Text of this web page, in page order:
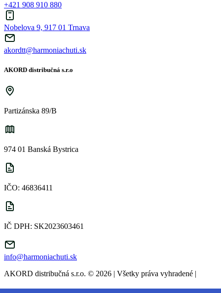
+421 908 910 880
Nobelova 9, 917 01 Trnava
akordtt@harmoniachuti.sk
AKORD distribučná s.r.o
Partizánska 89/B
974 01 Banská Bystrica
IČO: 46836411
IČ DPH: SK2023603461
info@harmoniachuti.sk
AKORD distribučná s.r.o. © 2026 | Všetky práva vyhradené |